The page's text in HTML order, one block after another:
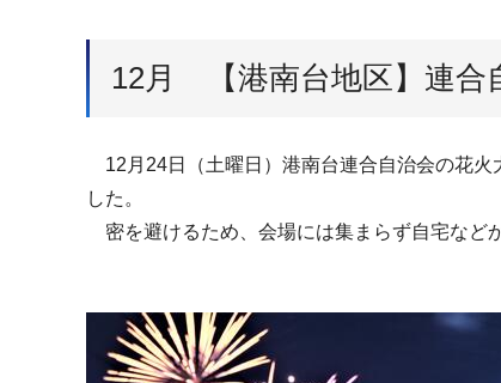
12月 【港南台地区】連合
12月24日（土曜日）港南台連合自治会の花火
した。
密を避けるため、会場には集まらず自宅など